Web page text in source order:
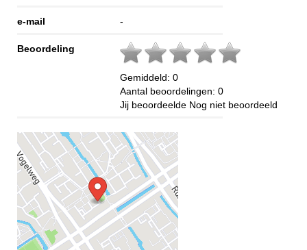
e-mail -
Beoordeling
Gemiddeld: 0
Aantal beoordelingen: 0
Jij beoordeelde Nog niet beoordeeld